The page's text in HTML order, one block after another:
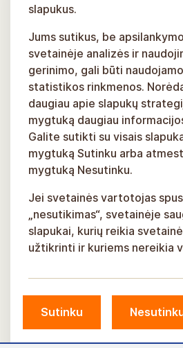
© Siguldos savivaldybė, 2026 m.
slapukus.
Jums sutikus, be
svetainėje analizės ir
gerinimo, gali būti
statistikos rinkmenos.
daugiau apie slapukų
mygtuką daugiau
Galite sutikti su visais
mygtuką Sutinku arba
mygtuką Nesutinku.
Jei svetainės vartotojas
„nesutikimas“, svetainėje
slapukai, kurių reikia
užtikrinti ir kuriems nereikia
Sutinku